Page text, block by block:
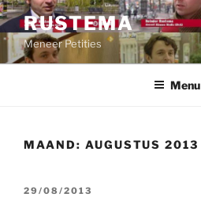
Ga
naar
inhoud
RUSTEMA
Meneer Petities
Menu
MAAND: AUGUSTUS 2013
GEPLAATST
29/08/2013